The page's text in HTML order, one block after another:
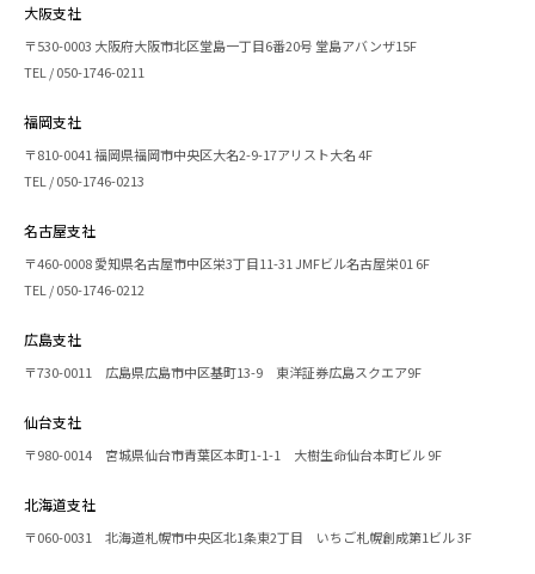
大阪支社
〒530-0003 大阪府大阪市北区堂島一丁目6番20号 堂島アバンザ15F
TEL / 050-1746-0211
福岡支社
〒810-0041 福岡県福岡市中央区大名2-9-17アリスト大名 4F
TEL / 050-1746-0213
名古屋支社
〒460-0008 愛知県名古屋市中区栄3丁目11-31 JMFビル名古屋栄01 6F
TEL / 050-1746-0212
広島支社
〒730-0011 広島県広島市中区基町13-9 東洋証券広島スクエア9F
仙台支社
〒980-0014 宮城県仙台市青葉区本町1-1-1 大樹生命仙台本町ビル 9F
北海道支社
〒060-0031 北海道札幌市中央区北1条東2丁目 いちご札幌創成第1ビル 3F